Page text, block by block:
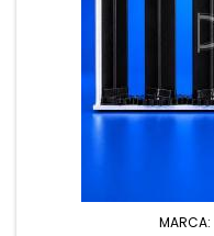
MARCA: